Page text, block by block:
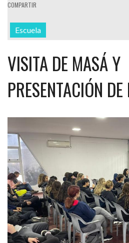
COMPARTIR
Escuela
VISITA DE MASÁ Y
PRESENTACIÓN